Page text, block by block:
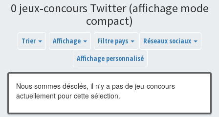
0 jeux-concours Twitter (affichage mode
compact)
Trier Affichage Filtre pays
Réseaux sociaux
Affichage personnalisé
Nous sommes désolés, il n'y a pas de jeu-concours
actuellement pour cette sélection.